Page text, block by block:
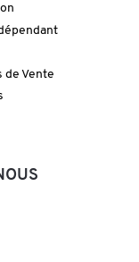
de Vente